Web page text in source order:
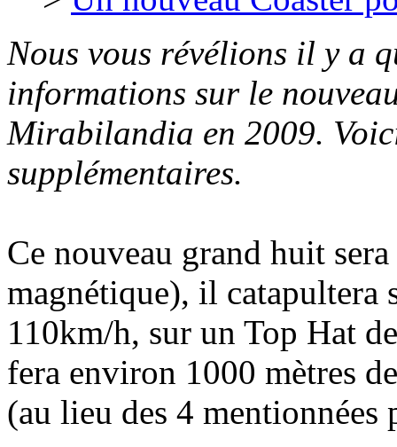
Nous vous révélions il y a
informations sur le
Mirabilandia en 2009.
supplémentaires.
Ce nouveau grand huit
magnétique), il catapultera
110km/h, sur un Top Hat
fera environ 1000 mètres
(au lieu des 4 mentionnées